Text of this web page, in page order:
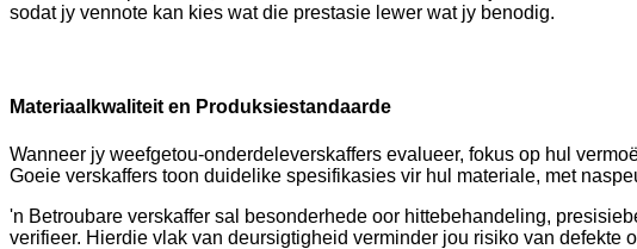
sodat jy vennote kan kies wat die prestasie lewer wat jy benodig.
Materiaalkwaliteit en Produksiestandaarde
Wanneer jy weefgetou-onderdeleverskaffers evalueer, fokus op hul
Goeie verskaffers toon duidelike spesifikasies vir hul materiale, met
'n Betroubare verskaffer sal besonderhede oor hittebehandeling,
verifieer. Hierdie vlak van deursigtigheid verminder jou risiko van defekte